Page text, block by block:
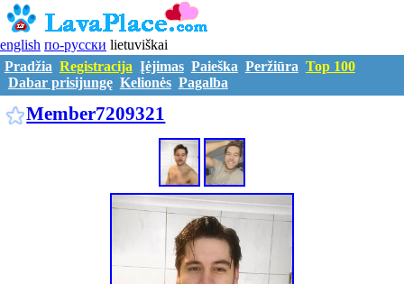
english по-русски lietuviškai
Pradžia Registracija Įėjimas Paieška Peržiūra Top 100
Dabar prisijungę Kelionės Pagalba
Member7209321